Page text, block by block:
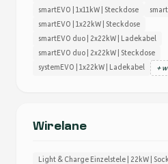
smartEVO | 1x11kW | Steckdose
smartEVO | 1x22kW | Steckdose
smartEVO duo | 2x22kW | Ladekabel
smartEVO duo | 2x22kW | Steckdose
systemEVO | 1x22kW | Ladekabel
+
Wirelane
Light & Charge Einzelstele | 22kW |